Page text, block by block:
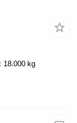
18.000 kg